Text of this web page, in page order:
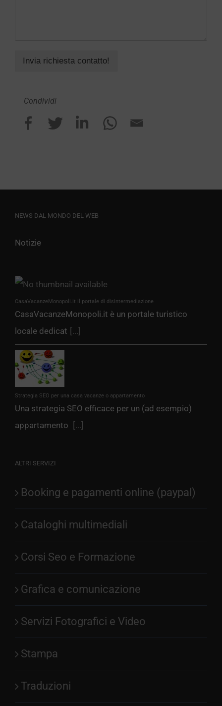
Invia richiesta contatto!
Condividi
NEWS DAL MONDO DEL WEB
Notizie
CasaVacanzeMonopoli.it il portale di disintermediazione
CasaVacanzeMonopoli.it è un portale turistico
locale dedicat [...]
Strategia SEO per una casa vacanze o appartamento
Una strategia SEO efficace per un (ad esempio)
appartamento
[...]
ALTRI SERVIZI
Booking e pagamenti online (paypal)
Cataloghi multimediali
Corsi Seo e Formazione
Grafica e comunicazione
Servizi Fotografici e Video
Stampa
Traduzioni